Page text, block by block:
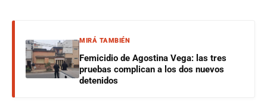
MIRÁ TAMBIÉN
Femicidio de Agostina Vega: las tres
pruebas complican a los dos nuevos
detenidos